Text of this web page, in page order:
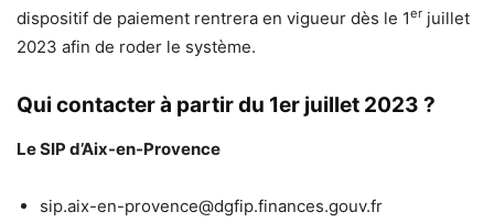
dispositif de paiement rentrera en vigueur dès le 1er juillet
2023 afin de roder le système.
Qui contacter à partir du 1er juillet 2023 ?
Le SIP d’Aix-en-Provence
sip.aix-en-provence@dgfip.finances.gouv.fr